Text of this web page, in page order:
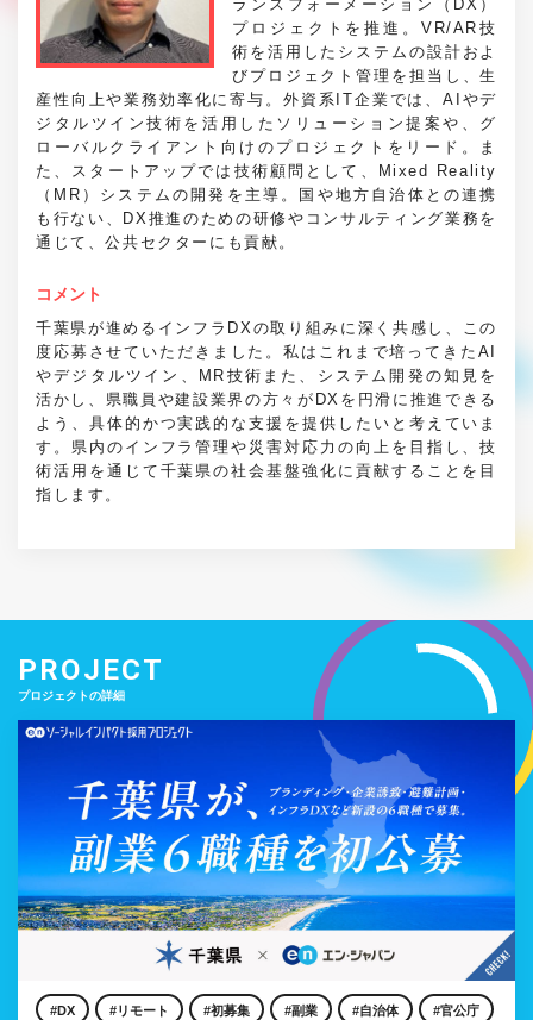
ランスフォーメーション（DX）
プロジェクトを推進。VR/AR技
術を活用したシステムの設計およ
びプロジェクト管理を担当し、生
産性向上や業務効率化に寄与。外資系IT企業では、AIやデ
ジタルツイン技術を活用したソリューション提案や、グ
ローバルクライアント向けのプロジェクトをリード。ま
た、スタートアップでは技術顧問として、Mixed Reality
（MR）システムの開発を主導。国や地方自治体との連携
も行ない、DX推進のための研修やコンサルティング業務を
通じて、公共セクターにも貢献。
コメント
千葉県が進めるインフラDXの取り組みに深く共感し、この
度応募させていただきました。私はこれまで培ってきたAI
やデジタルツイン、MR技術また、システム開発の知見を
活かし、県職員や建設業界の方々がDXを円滑に推進できる
よう、具体的かつ実践的な支援を提供したいと考えていま
す。県内のインフラ管理や災害対応力の向上を目指し、技
術活用を通じて千葉県の社会基盤強化に貢献することを目
指します。
PROJECT
プロジェクトの詳細
DX リモート 初募集 副業 自治体 官公庁